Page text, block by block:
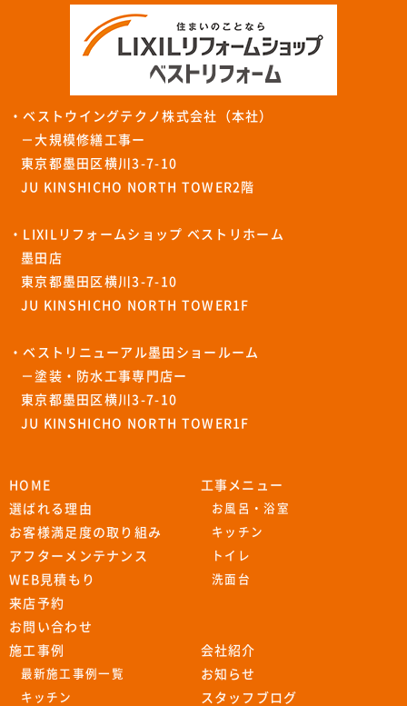
・ベストウイングテクノ株式会社（本社）
－大規模修繕工事ー
東京都墨田区横川3-7-10
JU KINSHICHO NORTH TOWER2階
・LIXILリフォームショップ ベストリホーム
墨田店
東京都墨田区横川3-7-10
JU KINSHICHO NORTH TOWER1F
・ベストリニューアル墨田ショールーム
－塗装・防水工事専門店ー
東京都墨田区横川3-7-10
JU KINSHICHO NORTH TOWER1F
HOME
選ばれる理由
お客様満足度の取り組み
アフターメンテナンス
WEB見積もり
来店予約
お問い合わせ
工事メニュー
お風呂・浴室
キッチン
トイレ
洗面台
施工事例
最新施工事例一覧
キッチン
会社紹介
お知らせ
スタッフブログ